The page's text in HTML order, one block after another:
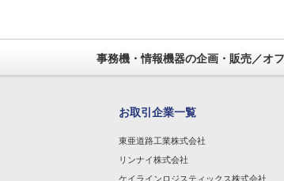
事務機・情報機器の企画・販売／オ
お取引企業一覧
東亜道路工業株式会社
リンナイ株式会社
ケイラインロジスティックス株式会社